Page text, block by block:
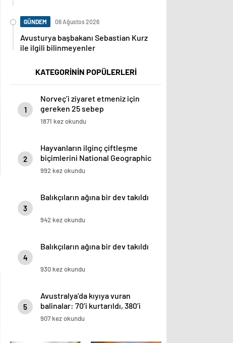
GÜNDEM 06 Ağustos 2026
Avusturya başbakanı Sebastian Kurz
ile ilgili bilinmeyenler
KATEGORİNİN POPÜLERLERİ
1
Norveç’i ziyaret etmeniz için
gereken 25 sebep
1871 kez okundu
2
Hayvanların ilginç çiftleşme
biçimlerini National Geographic
görüntüledi.
992 kez okundu
3
Balıkçıların ağına bir dev takıldı
942 kez okundu
4
Balıkçıların ağına bir dev takıldı
930 kez okundu
5
Avustralya’da kıyıya vuran
balinalar: 70’i kurtarıldı, 380’i
öldü
907 kez okundu